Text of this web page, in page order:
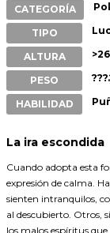
CATEGORÍA
TIPO
ALTURA
PESO
HABILIDAD
La ira escondida
Cuando adopta esta
expresión de calma.
sienten intranquilos,
al descubierto. Otros,
los malos espíritus